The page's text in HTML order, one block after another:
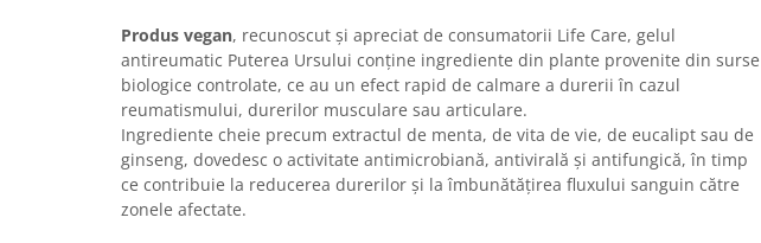
Produs vegan, recunoscut și apreciat de consumatorii Life Care, gelul
antireumatic Puterea Ursului conține ingrediente din plante provenite din surse
biologice controlate, ce au un efect rapid de calmare a durerii în cazul
reumatismului, durerilor musculare sau articulare.
Ingrediente cheie precum extractul de menta, de vita de vie, de eucalipt sau de
ginseng, dovedesc o activitate antimicrobiană, antivirală și antifungică, în timp
ce contribuie la reducerea durerilor și la îmbunătățirea fluxului sanguin către
zonele afectate.